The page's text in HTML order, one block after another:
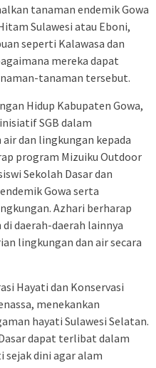
tanaman endemik Gowa
Sulawesi atau Eboni,
seperti Kalawasa dan
mereka dapat
tanaman tersebut.
Hidup Kabupaten Gowa,
SGB dalam
dan lingkungan kepada
program Mizuiku Outdoor
Sekolah Dasar dan
Gowa serta
Azhari berharap
daerah-daerah lainnya
lingkungan dan air secara
Hayati dan Konservasi
menekankan
hayati Sulawesi Selatan.
dapat terlibat dalam
sejak dini agar alam